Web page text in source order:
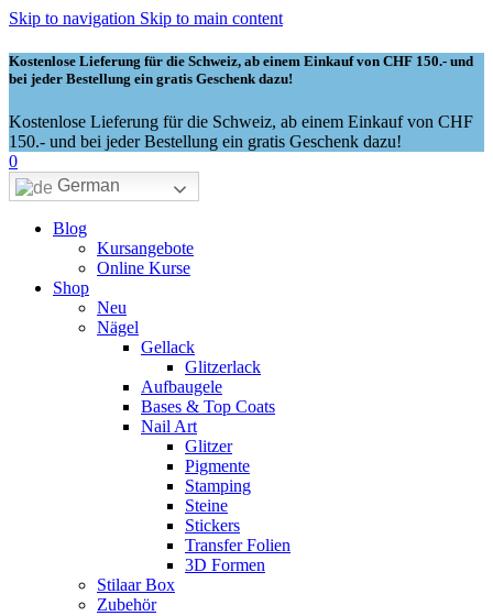
Skip to navigation Skip to main content
Kostenlose Lieferung für die Schweiz, ab einem Einkauf von CHF 150.- und
bei jeder Bestellung ein gratis Geschenk dazu!
Kostenlose Lieferung für die Schweiz, ab einem Einkauf von CHF
150.- und bei jeder Bestellung ein gratis Geschenk dazu!
0
German
Blog
Kursangebote
Online Kurse
Shop
Neu
Nägel
Gellack
Glitzerlack
Aufbaugele
Bases & Top Coats
Nail Art
Glitzer
Pigmente
Stamping
Steine
Stickers
Transfer Folien
3D Formen
Stilaar Box
Zubehör